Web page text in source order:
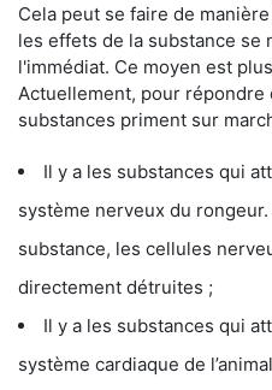
Cela peut se faire de
les effets de la substance se
l'immédiat. Ce moyen est
Actuellement, pour
substances priment sur
Il y a les substances qui
système nerveux du
substance, les cellules
directement détruites ;
Il y a les substances qui
système cardiaque de